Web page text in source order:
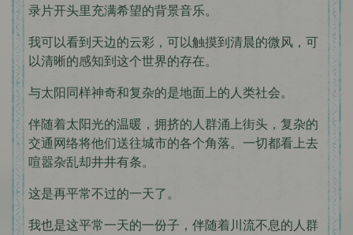
录片开头里充满希望的背景音乐。
我可以看到天边的云彩，可以触摸到清晨的微风，可
以清晰的感知到这个世界的存在。
与太阳同样神奇和复杂的是地面上的人类社会。
伴随着太阳光的温暖，拥挤的人群涌上街头，复杂的
交通网络将他们送往城市的各个角落。一切都看上去
喧嚣杂乱却井井有条。
这是再平常不过的一天了。
我也是这平常一天的一份子，伴随着川流不息的人群